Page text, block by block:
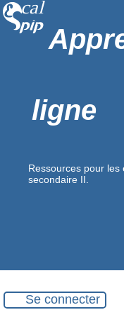
ligne
Ressources pour les
secondaire II.
Se connecter